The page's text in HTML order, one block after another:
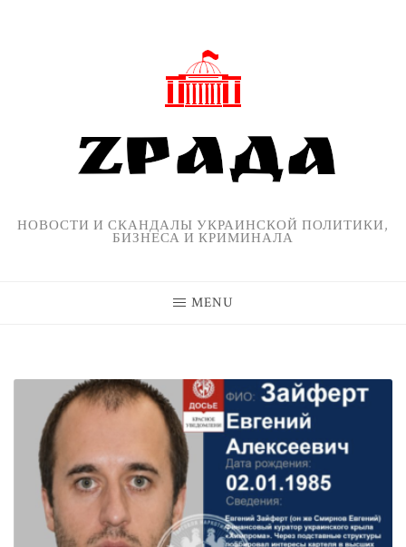
НОВОСТИ И СКАНДАЛЫ УКРАИНСКОЙ ПОЛИТИКИ,
БИЗНЕСА И КРИМИНАЛА
MENU